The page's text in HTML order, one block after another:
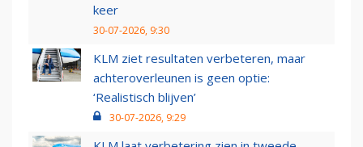
keer
30-07-2026, 9:30
KLM ziet resultaten verbeteren, maar
achteroverleunen is geen optie:
‘Realistisch blijven’
30-07-2026, 9:29